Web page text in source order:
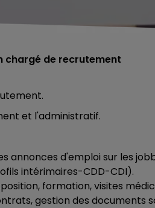
chargé de recrutement
et l'administratif.
d'emploi sur les
intérimaires-CDD-CDI).
formation, visites
gestion des documents